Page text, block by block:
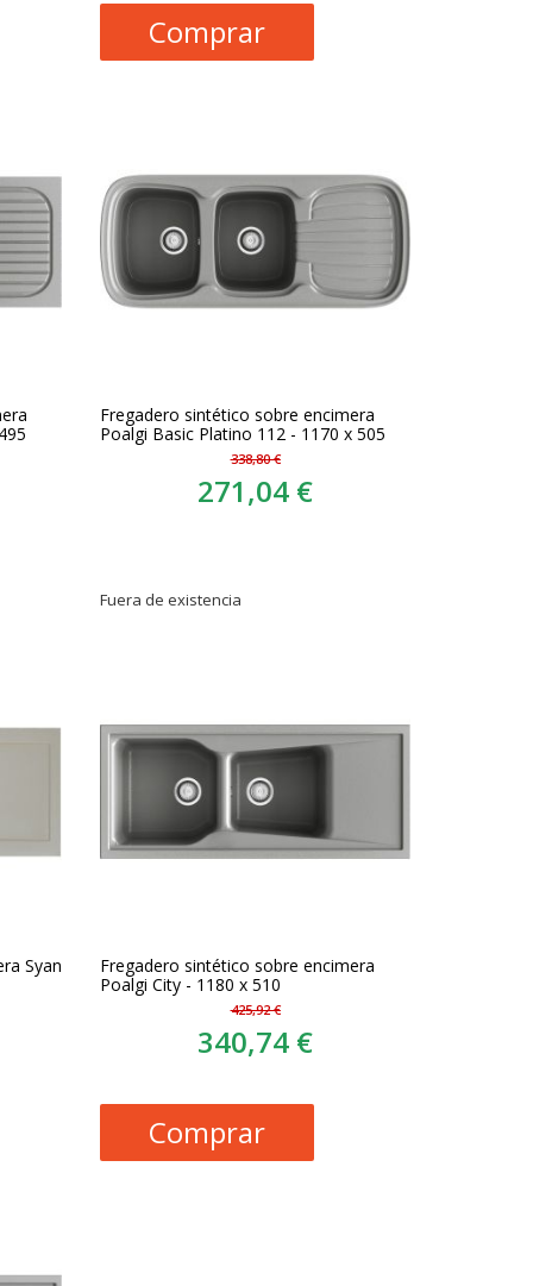
Comprar
Fregadero sintético sobre encimera
Poalgi Basic Platino 112 - 1170 x 505
338,80 €
271,04 €
Fuera de existencia
Syan
Fregadero sintético sobre encimera
Poalgi City - 1180 x 510
425,92 €
340,74 €
Comprar